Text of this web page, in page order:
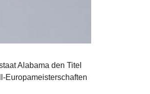
Alabama den Titel
Europameisterschaften